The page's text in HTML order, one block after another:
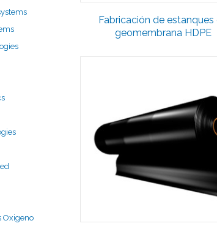
Fabricación de estanques
geomembrana HDPE
Oxigeno